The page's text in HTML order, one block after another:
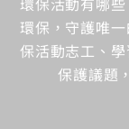
環保，守護唯
保活動志工、
保護議題